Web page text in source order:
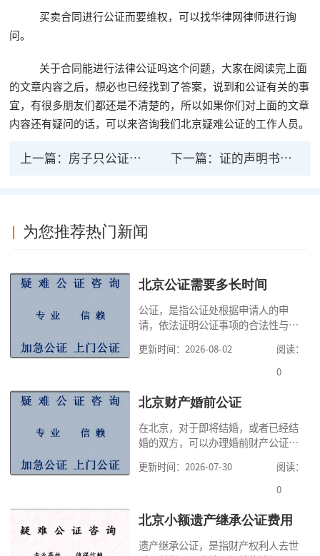
买卖合同进行公证而要维权，可以找华律网律师进行询
问。
关于合同能进行法律公证吗这个问题，大家在阅读完上面
的文章内容之后，想必也已经找到了答案，说到和公证有关的事
宜，有很多朋友们都还是不清楚的，所以如果你们对上面的文章
内容还有疑问的话，可以来咨询我们北京疑难公证的工作人员。
上一篇： 房子只公证有法律效力吗？ 下一篇： 证的声明书的法律效力
为您推荐热门新闻
北京公证需要多长时间
公证，是指公证处根据申请人的申
请，依法证明公证事项的合法性与真
高公证事项的效力，固定证据，但是
很多人不知道在北京办理公证需要多
家，办理公证的时候除了需要按照公
道北京公证需要什么材料,北京公证需
要多少钱？北京公
更新时间：2026-08-02
阅读：
0
北京财产婚前公证
在北京，对于即将结婚，或者已经结
婚的双方，可以办理婚前财产公证，
式，可以避免个人财产引发的纠纷，
但是，在北京办理婚前财产公证，除
料外，公证咨询告诉大家，我们有必
京婚前财产公证机构？了解这些不仅
更新时间：2026-07-30
阅读：
0
北京小额遗产继承公证费用
遗产继承公证，是指财产权利人去世